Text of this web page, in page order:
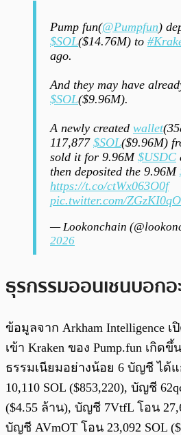
Pump fun(@Pumpfun)
$SOL($14.76M) to
ago.
And they may have
$SOL($9.96M).
A newly created wallet
117,877 $SOL($9.96M)
sold it for 9.96M $USDC
then deposited the 9.96M
https://t.co/ctWx063O0f
pic.twitter.com/
— Lookonchain
2026
ธุรกรรมออนเชนบอกอ
ข้อมูลจาก Arkham Intelligence เ
เข้า Kraken ของ Pump.fun เกิด
ธรรมเนียมอย่างน้อย 6 บัญชี ได้
10,110 SOL ($853,220), บัญชี
($4.55 ล้าน), บัญชี 7VtfL โอน
บัญชี AVmOT โอน 23,092 SOL